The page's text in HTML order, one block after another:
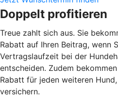
Doppelt profitieren
Treue zahlt sich aus. Sie
Rabatt auf Ihren Beitrag, wenn
Vertragslaufzeit bei der
entscheiden. Zudem
Rabatt für jeden weiteren
versichern.